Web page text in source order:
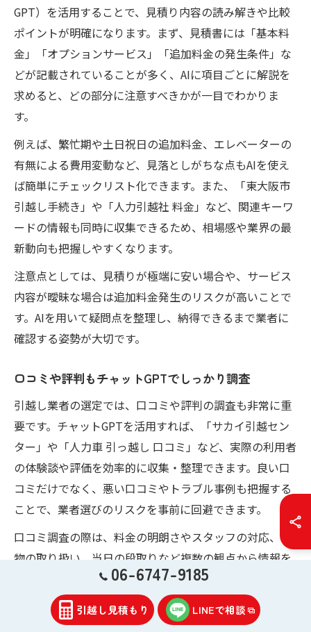
GPT）を活用することで、見積り内容の読み解きや比較
ポイントが明確になります。まず、見積書には「基本料
金」「オプションサービス」「追加料金の発生条件」な
どが記載されていることが多く、AIに項目ごとに解説を
求めると、どの部分に注意すべきかが一目でわかりま
す。
例えば、繁忙期や土日祝日の追加料金、エレベーターの
有無による費用変動など、見落としがちな点もAIを使え
ば簡単にチェックリスト化できます。また、「東大阪市
引越し手続き」や「人力引越社 料金」など、関連キーワ
ードの情報も同時に収集できるため、相場感や業界の最
新動向も把握しやすくなります。
注意点としては、見積りが極端に安い場合や、サービス
内容が曖昧な場合は追加料金発生のリスクが高いことで
す。AIを用いて疑問点を整理し、納得できるまで業者に
確認する姿勢が大切です。
口コミや評判もチャットGPTでしっかり調査
引越し業者の選定では、口コミや評判の調査も非常に重
要です。チャットGPTを活用すれば、「サカイ引越セン
ター」や「人力車 引っ越し 口コミ」など、実際の利用者
の体験談や評価を効率的に収集・整理できます。良い口
コミだけでなく、悪い口コミやトラブル事例も把握する
ことで、業者選びのリスクを事前に回避できます。
口コミ調査の際は、料金の明朗さやスタッフの対応、荷
物の取り扱い、当日の段取りなど複数の観点から情報を
集めることが大切です。AIを使えば、膨大な口コミ情報
の中から信頼性が高い意見や、東大阪市足代新町での実
際の利用事例を抽出でき、より現実的な判断材料を得ら
06-6747-9185
引越し見積もり LINEで相談